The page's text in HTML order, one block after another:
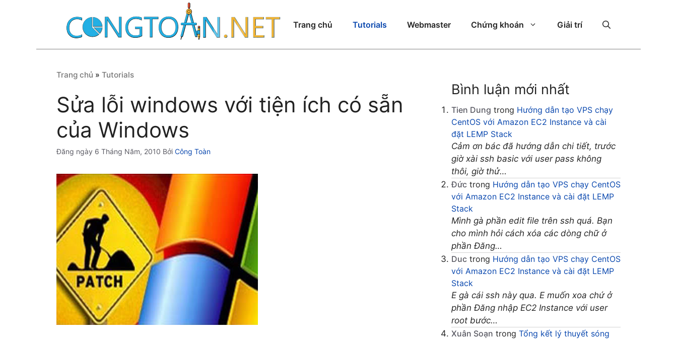
Trang chủ Tutorials Webmaster Chứng khoán Giải trí
Trang chủ » Tutorials
Sửa lỗi windows với tiện ích có sẵn
của Windows
6 Tháng Năm, 2010 Bởi Công Toàn
Bình luận mới nhất
Tien Dung trong Hướng dẫn tạo VPS chạy
CentOS với Amazon EC2 Instance và cài
đặt LEMP Stack
Cảm ơn bác đã hướng dẫn chi tiết, trước
giờ xài ssh basic với user pass không
thôi, giờ thử…
Đức trong Hướng dẫn tạo VPS chạy CentOS
với Amazon EC2 Instance và cài đặt LEMP
Stack
Mình gà phần edit file trên ssh quá. Bạn
cho mình hỏi cách xóa các dòng chữ ở
phần Đăng…
Duc trong Hướng dẫn tạo VPS chạy CentOS
với Amazon EC2 Instance và cài đặt LEMP
Stack
E gà cái ssh này qua. E muốn xoa chứ ở
phần Đăng nhập EC2 Instance với user
root bước…
Xuân Soạn trong Tổng kết lý thuyết sóng